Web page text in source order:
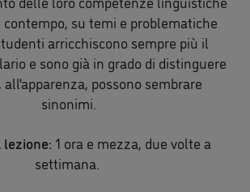
su temi e problematiche
arricchiscono sempre più il
e sono già in grado di distinguere
possono sembrare
sinonimi.
1 ora e mezza, due volte a
settimana.